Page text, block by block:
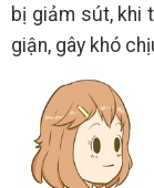
bị giảm sút, khi
giận, gây khó